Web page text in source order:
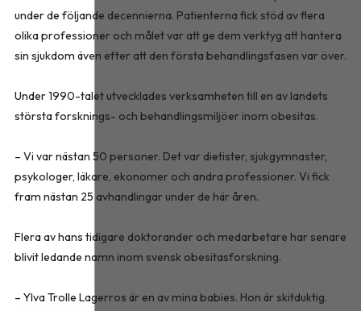
under de följande decennierna. Patienterna fick stöd av flera
olika professioner och målet var att ge dem verktyg att hantera
sin sjukdom även efter att den första behandlingsfasen var över.
Under 1990-talet utvecklades verksamheten till en av landets
största forsknings- och behandlingsmiljöer inom obesitas.
– Vi var nästan 50 personer. Det var dietister, sjukgymnaster,
psykologer, läkare, ekonomer och andra professioner. Vi fick
fram nästan 25 avhandlingar under de här åren.
Flera av hans tidigare doktorander och medarbetare har senare
blivit ledande namn inom svensk obesitasforskning.
– Ylva Trolle Lagerros är en av mina babies. Hon är skitduktig.